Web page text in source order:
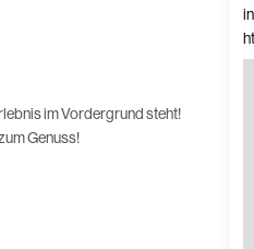
im Vordergrund steht!
Genuss!